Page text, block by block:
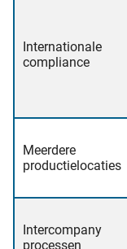
Internationale
compliance
Meerdere
productielocaties
Intercompany
processen